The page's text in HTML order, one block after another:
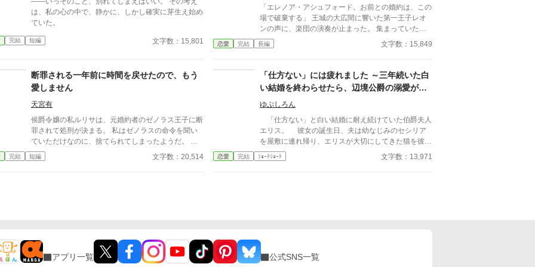
は、私の心の中で、静かに、しかし確実に芽生え始め
ていた。
完結 短編 文字数：15,801
「エレノア・アシュフォード。お前との婚約は、この
場で破棄する」 王城の大広間に響いた第一王子レオ
ンの声に、楽団の演奏が止まった。 集まっていた貴
族たちは息をのみ、次の瞬間にはざわめきが広がる。
エレノアはゆっくりと顔を上げた。 目の前では、王
が勝ち誇ったように微笑んでいる。
恋愛 完結 長編 文字数：15,849
断罪される一年前に時間を戻せたので、もう
愛しません
天宮有
侯爵令嬢の私ルリサは、元婚約者のゼノラス王子に断
罪されて処刑が決まる。 私はゼノラスの命令を聞い
ていただけなのに、捨てられてしまったようだ。 処
刑される前日、私は今まで試せなかった時間を戻す魔
法を使う。 魔法は成功して一年前に戻ったから、私
完結 短編 文字数：20,514
「仕方ない」には疲れました ～三年続いた白
い結婚を終わらせたら、辺境公爵の溺愛が待
っていました～
ゆぷしろん
「仕方ない」と白い結婚に耐え続けていた伯爵夫人
エリス。 彼女の誕生日、夫は幼なじみのセシリア
を屋敷に連れ帰り、エリスが大切にしてきた猫を彼女
に見せろと言う。冷めた晩餐の前で心が折れたエリス
は、ついに離縁を宣言し実家へ戻った。 彼女の薬
恋愛 完結 ｼｮｰﾄｼｮｰﾄ 文字数：13,971
アプリ一覧 公式SNS一覧